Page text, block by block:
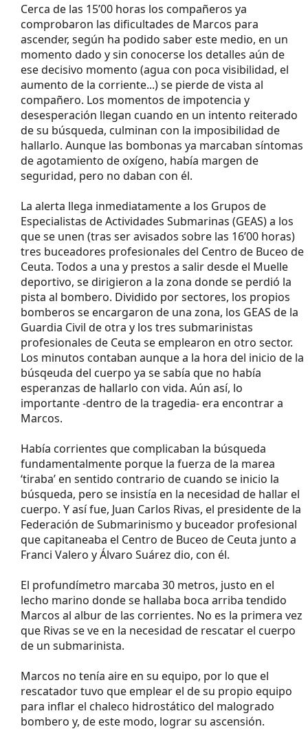
Cerca de las 15’00 horas los compañeros ya
comprobaron las dificultades de Marcos para
ascender, según ha podido saber este medio, en un
momento dado y sin conocerse los detalles aún de
ese decisivo momento (agua con poca visibilidad, el
aumento de la corriente...) se pierde de vista al
compañero. Los momentos de impotencia y
desesperación llegan cuando en un intento reiterado
de su búsqueda, culminan con la imposibilidad de
hallarlo. Aunque las bombonas ya marcaban síntomas
de agotamiento de oxígeno, había margen de
seguridad, pero no daban con él.
La alerta llega inmediatamente a los Grupos de
Especialistas de Actividades Submarinas (GEAS) a los
que se unen (tras ser avisados sobre las 16’00 horas)
tres buceadores profesionales del Centro de Buceo de
Ceuta. Todos a una y prestos a salir desde el Muelle
deportivo, se dirigieron a la zona donde se perdió la
pista al bombero. Dividido por sectores, los propios
bomberos se encargaron de una zona, los GEAS de la
Guardia Civil de otra y los tres submarinistas
profesionales de Ceuta se emplearon en otro sector.
Los minutos contaban aunque a la hora del inicio de la
búsqeuda del cuerpo ya se sabía que no había
esperanzas de hallarlo con vida. Aún así, lo
importante -dentro de la tragedia- era encontrar a
Marcos.
Había corrientes que complicaban la búsqueda
fundamentalmente porque la fuerza de la marea
‘tiraba’ en sentido contrario de cuando se inicio la
búsqueda, pero se insistía en la necesidad de hallar el
cuerpo. Y así fue, Juan Carlos Rivas, el presidente de la
Federación de Submarinismo y buceador profesional
que capitaneaba el Centro de Buceo de Ceuta junto a
Franci Valero y Álvaro Suárez dio, con él.
El profundímetro marcaba 30 metros, justo en el
lecho marino donde se hallaba boca arriba tendido
Marcos al albur de las corrientes. No es la primera vez
que Rivas se ve en la necesidad de rescatar el cuerpo
de un submarinista.
Marcos no tenía aire en su equipo, por lo que el
rescatador tuvo que emplear el de su propio equipo
para inflar el chaleco hidrostático del malogrado
bombero y, de este modo, lograr su ascensión.